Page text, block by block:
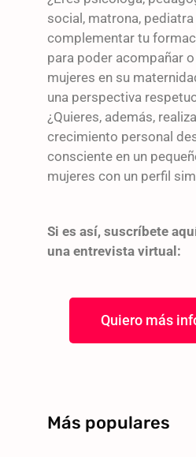
social, matrona,
complementar tu
para poder acompañar
mujeres en su
una perspectiva
¿Quieres, además,
crecimiento personal
consciente en un
mujeres con un perfil
Si es así, suscríbete
una entrevista virtual:
Quiero más
Más populares